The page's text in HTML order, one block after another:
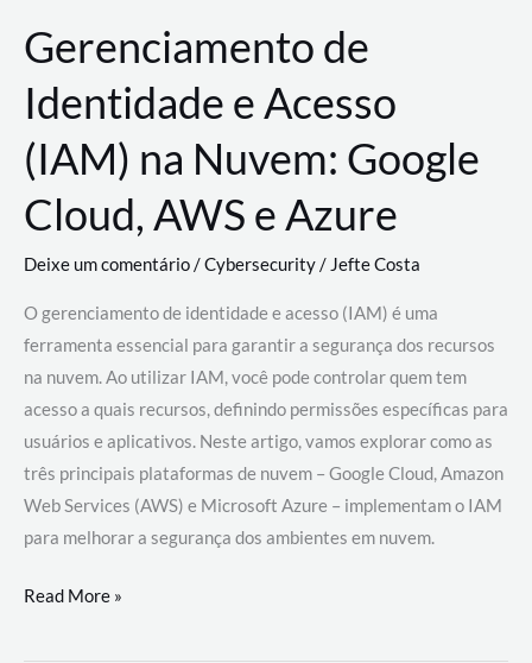
Gerenciamento de
Identidade e Acesso
(IAM) na Nuvem: Google
Cloud, AWS e Azure
Deixe um comentário/Cybersecurity/ Jefte Costa
O gerenciamento de identidade e acesso (IAM) é uma
ferramenta essencial para garantir a segurança dos recursos
na nuvem. Ao utilizar IAM, você pode controlar quem tem
acesso a quais recursos, definindo permissões específicas para
usuários e aplicativos. Neste artigo, vamos explorar como as
três principais plataformas de nuvem – Google Cloud, Amazon
Web Services (AWS) e Microsoft Azure – implementam o IAM
para melhorar a segurança dos ambientes em nuvem.
Gerenciamento
Read More »